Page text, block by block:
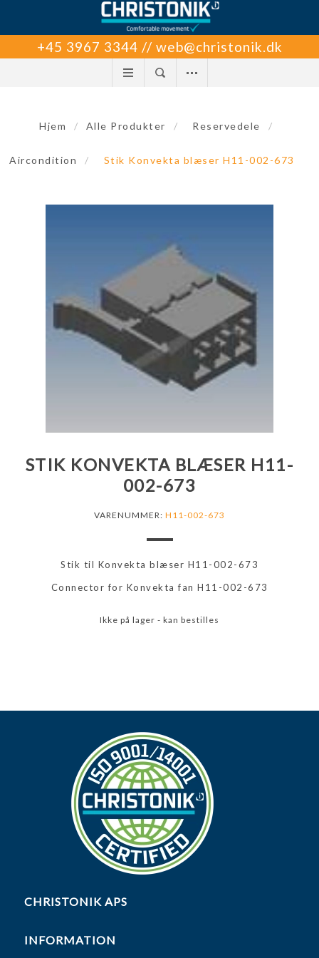
+45 3967 3344 // web@christonik.dk
Hjem / Alle Produkter / Reservedele /
Aircondition / Stik Konvekta blæser H11-002-673
STIK KONVEKTA BLÆSER H11-
002-673
VARENUMMER: H11-002-673
Stik til Konvekta blæser H11-002-673
Connector for Konvekta fan H11-002-673
Ikke på lager - kan bestilles
CHRISTONIK APS
INFORMATION